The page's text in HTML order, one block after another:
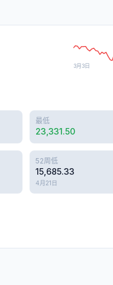
3月3日
最低
23,331.50
52周低
15,685.33
4月21日